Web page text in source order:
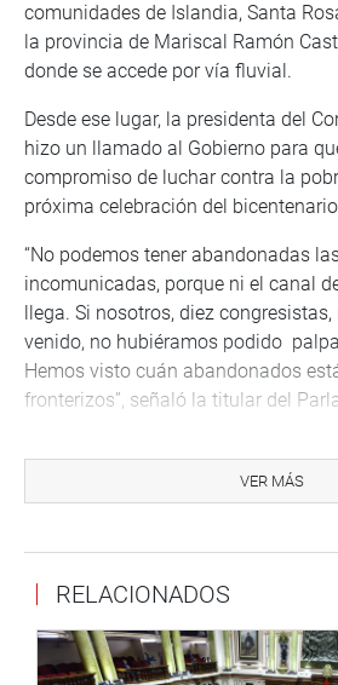
comunidades de Islandia, Santa
la provincia de Mariscal Ramón
donde se accede por vía fluvial.
Desde ese lugar, la presidenta del
hizo un llamado al Gobierno para
compromiso de luchar contra la
próxima celebración del
“No podemos tener abandonadas
incomunicadas, porque ni el canal
llega. Si nosotros, diez
venido, no hubiéramos podido
Hemos visto cuán abandonados
fronterizos”, señaló la titular del
Cultura para que disponga que la
Televisión se extienda hasta estas
posible que las ciudades de Brasil y
afirmó.
VER MÁS
RELACIONADOS